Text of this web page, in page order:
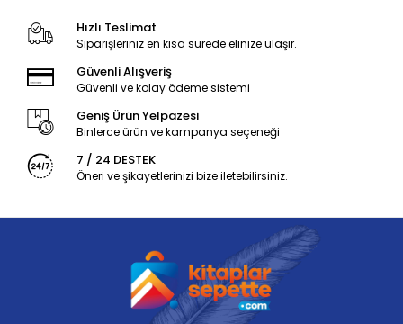
Hızlı Teslimat
Siparişleriniz en kısa sürede elinize ulaşır.
Güvenli Alışveriş
Güvenli ve kolay ödeme sistemi
Geniş Ürün Yelpazesi
Binlerce ürün ve kampanya seçeneği
7 / 24 DESTEK
Öneri ve şikayetlerinizi bize iletebilirsiniz.